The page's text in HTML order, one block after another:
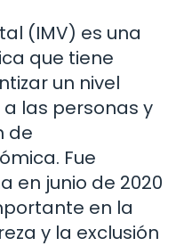
(IMV) es una
que tiene
un nivel
las personas y
de
Fue
en junio de 2020
en la
y la exclusión